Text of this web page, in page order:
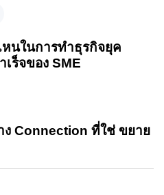
นในการทำธุรกิจยุค
ร็จของ SME
ง Connection ที่ใช่ ขยาย